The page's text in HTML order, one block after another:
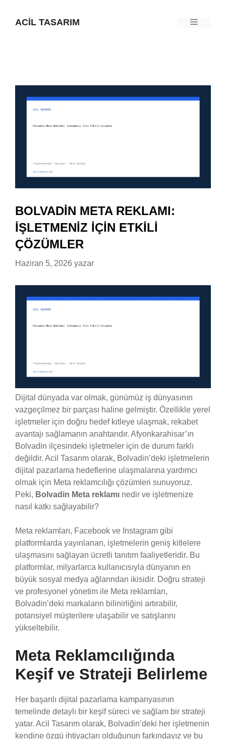
İçeriğeACIL TASARIM Menü
BOLVADIN META REKLAMI:
İŞLETMENIZ İÇIN ETKILI
ÇÖZÜMLER
Haziran 5, 2026 yazar
Dijital dünyada var olmak, günümüz iş dünyasının
vazgeçilmez bir parçası haline gelmiştir. Özellikle yerel
işletmeler için doğru hedef kitleye ulaşmak, rekabet
avantajı sağlamanın anahtarıdır. Afyonkarahisar’ın
Bolvadin ilçesindeki işletmeler için de durum farklı
değildir. Acil Tasarım olarak, Bolvadin’deki işletmelerin
dijital pazarlama hedeflerine ulaşmalarına yardımcı
olmak için Meta reklamcılığı çözümleri sunuyoruz.
Peki, Bolvadin Meta reklamı nedir ve işletmenize
nasıl katkı sağlayabilir?
Meta reklamları, Facebook ve Instagram gibi
platformlarda yayınlanan, işletmelerin geniş kitlelere
ulaşmasını sağlayan ücretli tanıtım faaliyetleridir. Bu
platformlar, milyarlarca kullanıcısıyla dünyanın en
büyük sosyal medya ağlarından ikisidir. Doğru strateji
ve profesyonel yönetim ile Meta reklamları,
Bolvadin’deki markaların bilinirliğini artırabilir,
potansiyel müşterilere ulaşabilir ve satışlarını
yükseltebilir.
Meta Reklamcılığında
Keşif ve Strateji Belirleme
Her başarılı dijital pazarlama kampanyasının
temelinde detaylı bir keşif süreci ve sağlam bir strateji
yatar. Acil Tasarım olarak, Bolvadin’deki her işletmenin
kendine özgü ihtiyaçları olduğunun farkındayız ve bu